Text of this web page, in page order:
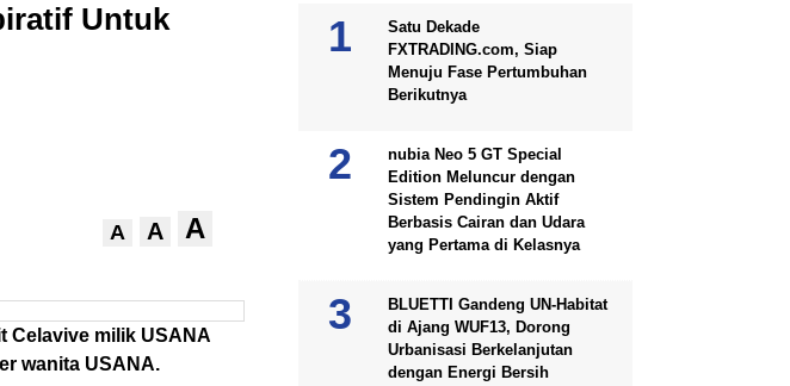
Untuk
A A A
Celavive milik USANA
wanita USANA.
Satu Dekade
FXTRADING.com, Siap
Menuju Fase Pertumbuhan
Berikutnya
nubia Neo 5 GT Special
Edition Meluncur dengan
Sistem Pendingin Aktif
Berbasis Cairan dan Udara
yang Pertama di Kelasnya
BLUETTI Gandeng UN-Habitat
di Ajang WUF13, Dorong
Urbanisasi Berkelanjutan
dengan Energi Bersih